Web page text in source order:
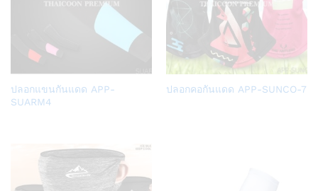
Add
ปลอกแขนกันแดด APP-
SUARM4
Add
ปลอกคอกันแดด APP-SUNCO-7